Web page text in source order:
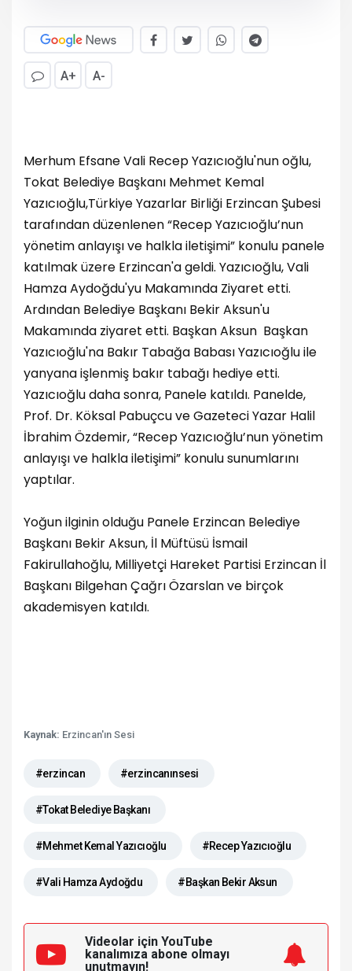
A+ A-
Merhum Efsane Vali Recep Yazıcıoğlu'nun oğlu,
Tokat Belediye Başkanı Mehmet Kemal
Yazıcıoğlu,Türkiye Yazarlar Birliği Erzincan Şubesi
tarafından düzenlenen “Recep Yazıcıoğlu’nun
yönetim anlayışı ve halkla iletişimi” konulu panele
katılmak üzere Erzincan'a geldi. Yazıcıoğlu, Vali
Hamza Aydoğdu'yu Makamında Ziyaret etti.
Ardından Belediye Başkanı Bekir Aksun'u
Makamında ziyaret etti. Başkan Aksun Başkan
Yazıcıoğlu'na Bakır Tabağa Babası Yazıcıoğlu ile
yanyana işlenmiş bakır tabağı hediye etti.
Yazıcıoğlu daha sonra, Panele katıldı. Panelde,
Prof. Dr. Köksal Pabuçcu ve Gazeteci Yazar Halil
İbrahim Özdemir, “Recep Yazıcıoğlu’nun yönetim
anlayışı ve halkla iletişimi” konulu sunumlarını
yaptılar.
Yoğun ilginin olduğu Panele Erzincan Belediye
Başkanı Bekir Aksun, İl Müftüsü İsmail
Fakirullahoğlu, Milliyetçi Hareket Partisi Erzincan İl
Başkanı Bilgehan Çağrı Özarslan ve birçok
akademisyen katıldı.
Kaynak: Erzincan'ın Sesi
#erzincan #erzincanınsesi
#Tokat Belediye Başkanı
#Mehmet Kemal Yazıcıoğlu #Recep Yazıcıoğlu
#Vali Hamza Aydoğdu #Başkan Bekir Aksun
Videolar için YouTube
kanalımıza abone olmayı
unutmayın!